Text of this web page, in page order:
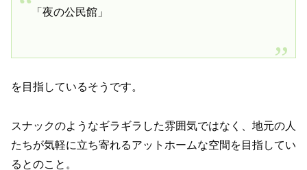
「夜の公民館」
を目指しているそうです。
スナックのようなギラギラした雰囲気ではなく、地元の人
たちが気軽に立ち寄れるアットホームな空間を目指してい
るとのこと。